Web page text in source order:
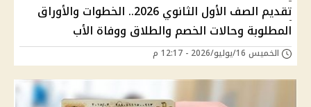
تقديم الصف الأول الثانوي 2026.. الخطوات والأوراق
المطلوبة وحالات الخصم والطلاق ووفاة الأب
الخميس 16/يوليو/2026 - 12:17 م